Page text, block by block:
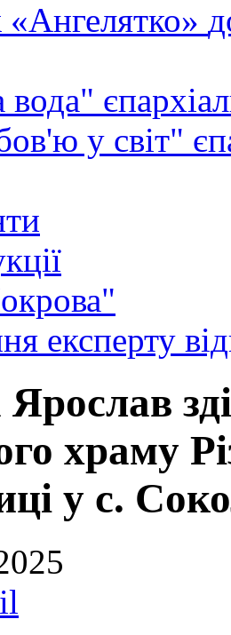
у світ"
експерту
храму
у с.